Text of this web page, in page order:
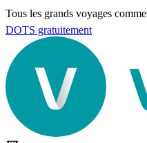
Tous les grands voyages
DOTS gratuitement